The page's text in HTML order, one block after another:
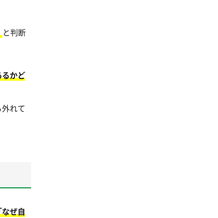
と判断
かど
れて
ぜ自